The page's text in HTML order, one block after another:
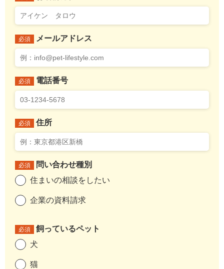
必須 メールアドレス
必須 電話番号
必須 住所
必須
問い合わせ種別
住まいの相談をしたい
企業の資料請求
必須
飼っているペット
犬
猫